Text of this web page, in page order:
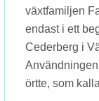
växtfamiljen
endast i ett
Cederberg i
örtte, som